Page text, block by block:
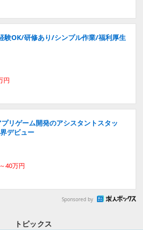
験OK/研修あり/シンプル作業/福利厚生
円
リゲーム開発のアシスタントスタッ
デビュー
40万円
Sponsored by
トピックス